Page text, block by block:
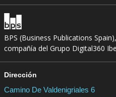
BPS (Business Publications
compañía del Grupo Digital360
Dirección
Camino De Valdenigriales 6